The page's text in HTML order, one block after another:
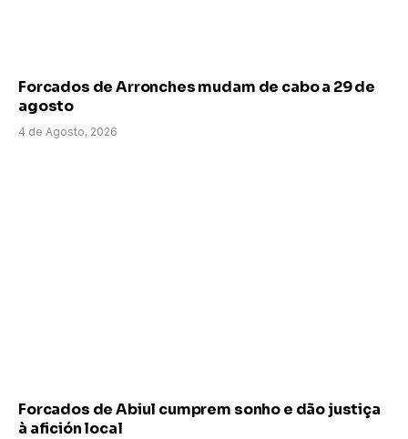
Forcados de Arronches mudam de cabo a 29 de
agosto
4 de Agosto, 2026
Forcados de Abiul cumprem sonho e dão justiça
à afición local